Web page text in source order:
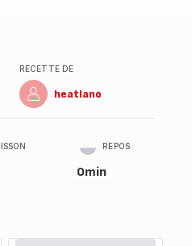
RECETTE DE
heatlano
REPOS
0min